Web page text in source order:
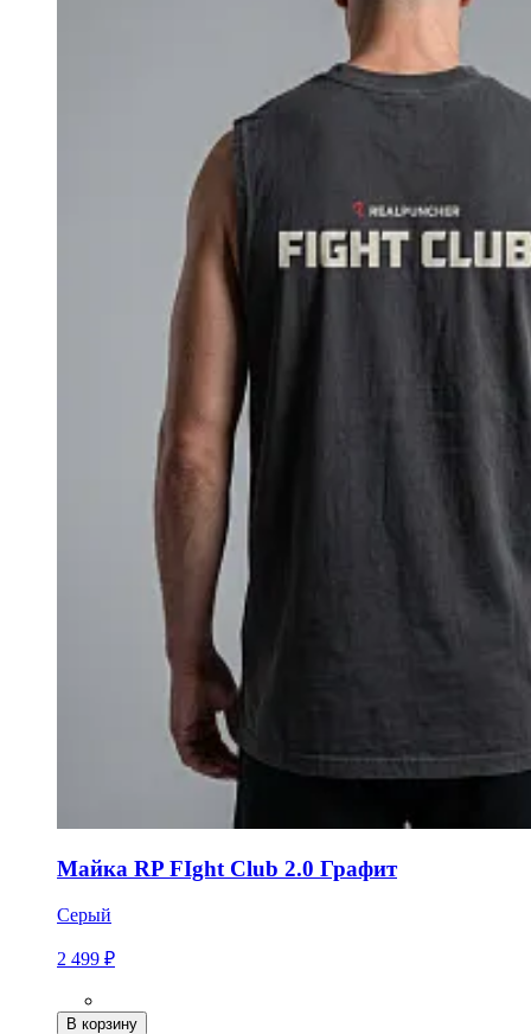
Майка RP FIght Club 2.0 Графит
Серый
2 499 ₽
В корзину